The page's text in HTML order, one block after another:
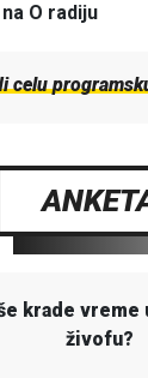
O radiju
celu
krade vreme
živofu?